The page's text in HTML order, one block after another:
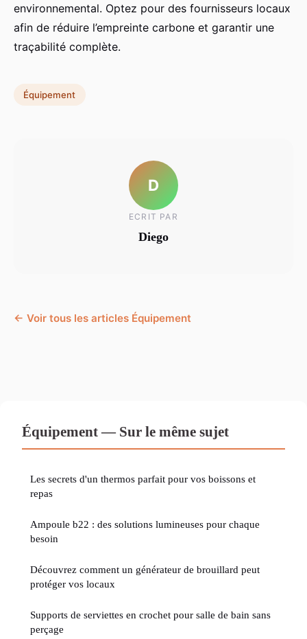
environnemental. Optez pour des fournisseurs locaux
afin de réduire l’empreinte carbone et garantir une
traçabilité complète.
Équipement
D
ECRIT PAR
Diego
← Voir tous les articles Équipement
Équipement — Sur le même sujet
Les secrets d'un thermos parfait pour vos boissons et
repas
Ampoule b22 : des solutions lumineuses pour chaque
besoin
Découvrez comment un générateur de brouillard peut
protéger vos locaux
Supports de serviettes en crochet pour salle de bain sans
perçage